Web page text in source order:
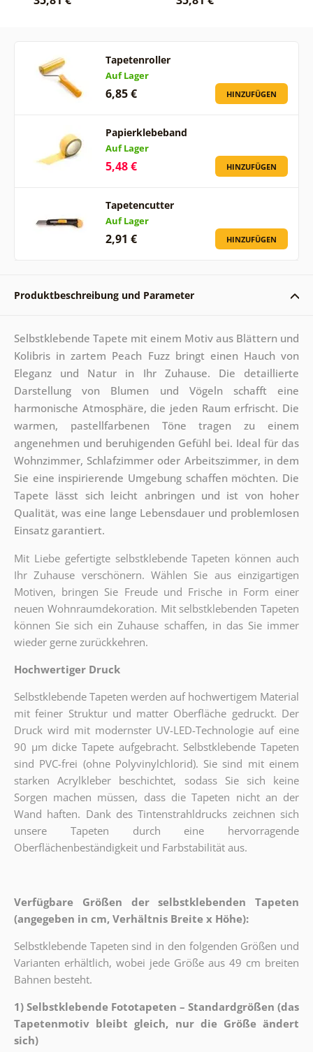
Tapetenroller
Auf Lager
6,85 € HINZUFÜGEN
Papierklebeband
Auf Lager
5,48 € HINZUFÜGEN
Tapetencutter
Auf Lager
2,91 € HINZUFÜGEN
Produktbeschreibung und Parameter
Selbstklebende Tapete mit einem Motiv aus Blättern und
Kolibris in zartem Peach Fuzz bringt einen Hauch von
Eleganz und Natur in Ihr Zuhause. Die detaillierte
Darstellung von Blumen und Vögeln schafft eine
harmonische Atmosphäre, die jeden Raum erfrischt. Die
warmen, pastellfarbenen Töne tragen zu einem
angenehmen und beruhigenden Gefühl bei. Ideal für das
Wohnzimmer, Schlafzimmer oder Arbeitszimmer, in dem
Sie eine inspirierende Umgebung schaffen möchten. Die
Tapete lässt sich leicht anbringen und ist von hoher
Qualität, was eine lange Lebensdauer und problemlosen
Einsatz garantiert.
Mit Liebe gefertigte selbstklebende Tapeten können auch
Ihr Zuhause verschönern. Wählen Sie aus einzigartigen
Motiven, bringen Sie Freude und Frische in Form einer
neuen Wohnraumdekoration. Mit selbstklebenden Tapeten
können Sie sich ein Zuhause schaffen, in das Sie immer
wieder gerne zurückkehren.
Hochwertiger Druck
Selbstklebende Tapeten werden auf hochwertigem Material
mit feiner Struktur und matter Oberfläche gedruckt. Der
Druck wird mit modernster UV-LED-Technologie auf eine
90 µm dicke Tapete aufgebracht. Selbstklebende Tapeten
sind PVC-frei (ohne Polyvinylchlorid). Sie sind mit einem
starken Acrylkleber beschichtet, sodass Sie sich keine
Sorgen machen müssen, dass die Tapeten nicht an der
Wand haften. Dank des Tintenstrahldrucks zeichnen sich
unsere Tapeten durch eine hervorragende
Oberflächenbeständigkeit und Farbstabilität aus.
Verfügbare Größen der selbstklebenden Tapeten
(angegeben in cm, Verhältnis Breite x Höhe):
Selbstklebende Tapeten sind in den folgenden Größen und
Varianten erhältlich, wobei jede Größe aus 49 cm breiten
Bahnen besteht.
1) Selbstklebende Fototapeten – Standardgrößen (das
Tapetenmotiv bleibt gleich, nur die Größe ändert
sich)